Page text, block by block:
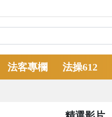
法客專欄 法操612